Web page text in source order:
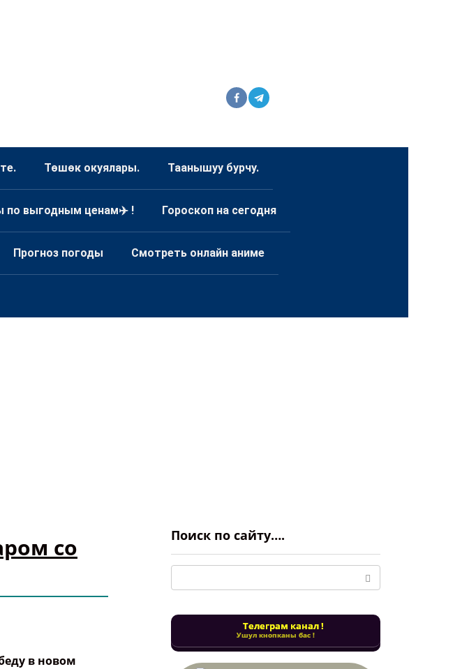
Төшөк окуялары. Таанышуу бурчу.
по выгодным ценам✈️ ! Гороскоп на сегодня
Прогноз погоды Смотреть онлайн аниме
со
в новом
Поиск по сайту….
Телеграм канал !
Ушул кнопканы бас !